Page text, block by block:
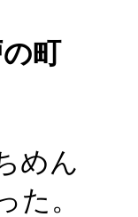
町
めん
た。